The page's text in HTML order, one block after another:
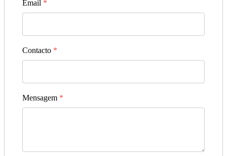
Email *
Contacto *
Mensagem *